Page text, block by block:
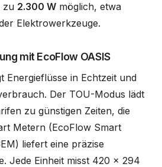
zu 2.300 W möglich, etwa
Elektrowerkzeuge.
mit EcoFlow OASIS
Energieflüsse in Echtzeit und
Der TOU-Modus lädt
zu günstigen Zeiten, die
Metern (EcoFlow Smart
liefert eine präzise
Jede Einheit misst 420 x 294